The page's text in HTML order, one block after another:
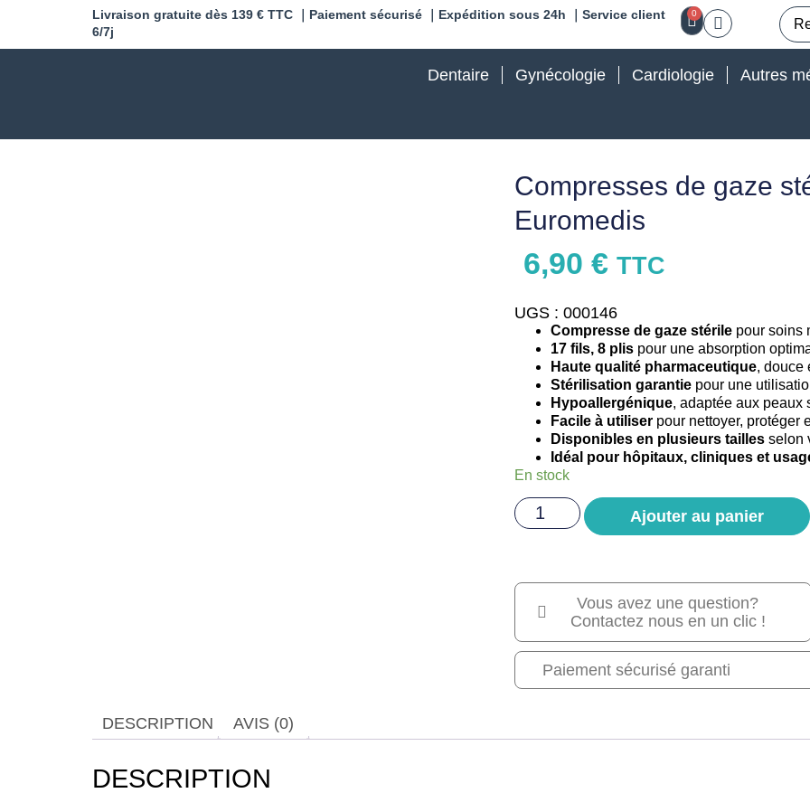
Livraison gratuite dès 139 € TTC ｜Paiement sécurisé ｜Expédition sous 24h ｜Service client
6/7j
0
Dentaire Gynécologie Cardiologie Autres
Compresses de gaze
Euromedis
6,90€ TTC
UGS : 000146
Compresse de gaze stérile pour soins
17 fils, 8 plis pour une absorption
Haute qualité pharmaceutique, douce
Stérilisation garantie pour une
Hypoallergénique, adaptée aux peaux
Facile à utiliser pour nettoyer, protéger
Disponibles en plusieurs tailles selon
Idéal pour hôpitaux, cliniques et
En stock
Ajouter au panier
Vous avez une question?
Contactez nous en un clic !
Paiement sécurisé garanti
DESCRIPTION AVIS (0)
DESCRIPTION